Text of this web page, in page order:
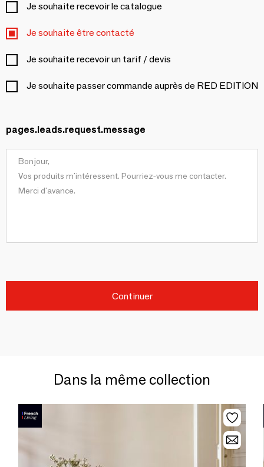
Je souhaite recevoir le catalogue
Je souhaite être contacté
Je souhaite recevoir un tarif / devis
Je souhaite passer commande auprès de RED EDITION
pages.leads.request.message
Continuer
Dans la même collection